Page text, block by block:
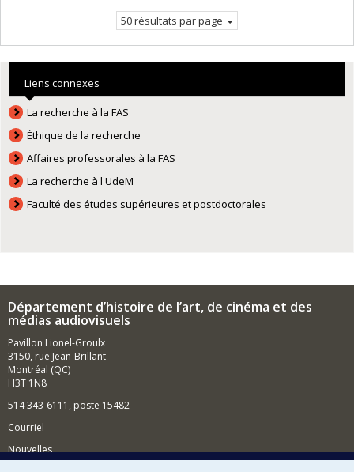
50 résultats par page
Liens connexes
La recherche à la FAS
Éthique de la recherche
Affaires professorales à la FAS
La recherche à l'UdeM
Faculté des études supérieures et postdoctorales
Département d’histoire de l’art, de cinéma et des
médias audiovisuels
Pavillon Lionel-Groulx
3150, rue Jean-Brillant
Montréal (QC)
H3T 1N8
514 343-6111, poste 15482
Courriel
Nouvelles